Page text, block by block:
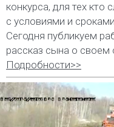
конкурса, для тех
с условиями и
Сегодня публикуем
рассказ сына о
Подробности>>